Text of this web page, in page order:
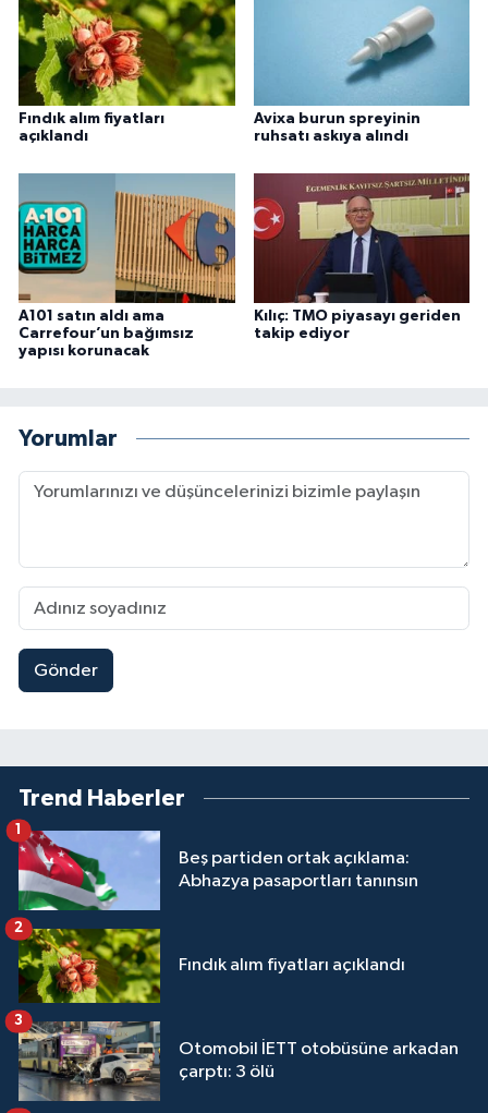
Fındık alım fiyatları
açıklandı
Avixa burun spreyinin
ruhsatı askıya alındı
A101 satın aldı ama
Carrefour’un bağımsız
yapısı korunacak
Kılıç: TMO piyasayı geriden
takip ediyor
Yorumlar
Gönder
Trend Haberler
Beş partiden ortak açıklama:
Abhazya pasaportları tanınsın
1
Fındık alım fiyatları açıklandı
2
Otomobil İETT otobüsüne arkadan
çarptı: 3 ölü
3